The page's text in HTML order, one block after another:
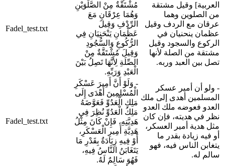
Fadel_test.txt
مُشْتَقَّةٌ مِنْ الصَّلَوَيْنِ
وَهُمَا عِرْقَانِ مَعَ
الرِّدْفِ وَقِيلَ
عَظْمَانِ يَنْحَنِيَانِ فِي
الرُّكُوعِ وَالسُّجُودِ
وَقِيلَ مُشْتَقَّةٌ مِنْ
الصِّلَةِ لِأَنَّهَا تَصِلُ بَيْنَ
الْعَبْدِ وَرَبِّهِ.
العربية] وقيل مشتقة
من الصلوين وهما
عرقان مع الردف وقيل
عظمان ينحنيان في
الركوع والسجود وقيل
مشتقة من الصلة لأنها
تصل بين العبد وربه.
Fadel_test.txt
- وَلَوْ أَنَّ أَمِيرَ عَسْكَرِ
الْمُسْلِمِينَ أَهْدَى إِلَى
مَلِكِ الْعَدُوِّ فَعَوَّضَهُ
مَلِكُ الْعَدُوِّ نُظِرَ فِي
هَدِيَّتِهِ، فَإِنْ كَانَ مِثْلُ
هَدِيَّةِ أَمِيرِ الْعَسْكَرِ،
أَوْ فِيهِ زِيَادَةٌ بِقَدْرِ مَا
يَتَغَابَنُ النَّاسُ فِيهِ،
فَهُوَ سَالِمٌ لَهُ.
- ولو أن أمير عسكر
المسلمين أهدى إلى ملك
العدو فعوضه ملك العدو
نظر في هديته، فإن كان
مثل هدية أمير العسكر،
أو فيه زيادة بقدر ما
يتغابن الناس فيه، فهو
سالم له.